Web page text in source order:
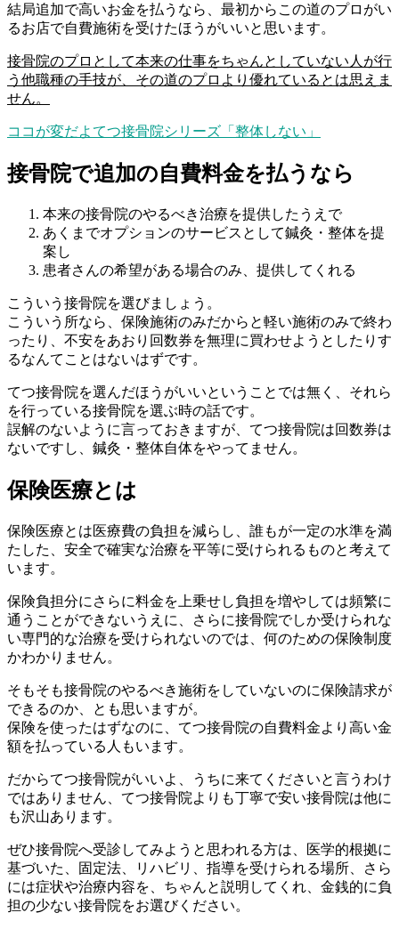
結局追加で高いお金を払うなら、最初からこの道のプロがい
るお店で自費施術を受けたほうがいいと思います。
接骨院のプロとして本来の仕事をちゃんとしていない人が行
う他職種の手技が、その道のプロより優れているとは思えま
せん。
ココが変だよてつ接骨院シリーズ「整体しない」
接骨院で追加の自費料金を払うなら
本来の接骨院のやるべき治療を提供したうえで
あくまでオプションのサービスとして鍼灸・整体を提
案し
患者さんの希望がある場合のみ、提供してくれる
こういう接骨院を選びましょう。
こういう所なら、保険施術のみだからと軽い施術のみで終わ
ったり、不安をあおり回数券を無理に買わせようとしたりす
るなんてことはないはずです。
てつ接骨院を選んだほうがいいということでは無く、それら
を行っている接骨院を選ぶ時の話です。
誤解のないように言っておきますが、てつ接骨院は回数券は
ないですし、鍼灸・整体自体をやってません。
保険医療とは
保険医療とは医療費の負担を減らし、誰もが一定の水準を満
たした、安全で確実な治療を平等に受けられるものと考えて
います。
保険負担分にさらに料金を上乗せし負担を増やしては頻繁に
通うことができないうえに、さらに接骨院でしか受けられな
い専門的な治療を受けられないのでは、何のための保険制度
かわかりません。
そもそも接骨院のやるべき施術をしていないのに保険請求が
できるのか、とも思いますが。
保険を使ったはずなのに、てつ接骨院の自費料金より高い金
額を払っている人もいます。
だからてつ接骨院がいいよ、うちに来てくださいと言うわけ
ではありません、てつ接骨院よりも丁寧で安い接骨院は他に
も沢山あります。
ぜひ接骨院へ受診してみようと思われる方は、医学的根拠に
基づいた、固定法、リハビリ、指導を受けられる場所、さら
には症状や治療内容を、ちゃんと説明してくれ、金銭的に負
担の少ない接骨院をお選びください。